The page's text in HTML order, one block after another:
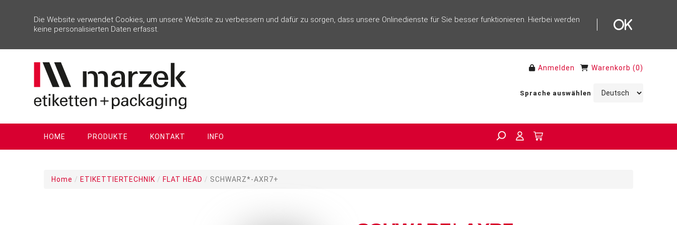
Die Website verwendet Cookies, um unsere Website zu verbessern und dafür zu sorgen, dass unsere Onlinedienste für Sie besser funktionieren. Hierbei werden
keine personalisierten Daten erfasst.
Anmelden Warenkorb (0)
Sprache auswählen
HOME PRODUKTE KONTAKT INFO
Home / ETIKETTIERTECHNIK / FLAT HEAD / SCHWARZ*-AXR7+